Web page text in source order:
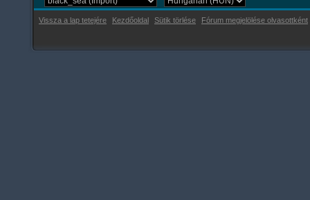
Vissza a lap tetejére Kezdőoldal Sütik törlése Fórum megjelölése olvasottként